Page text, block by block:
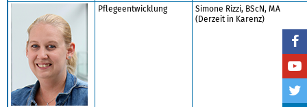
Pflegeentwicklung
Simone Rizzi, BScN, MA
(Derzeit in Karenz)